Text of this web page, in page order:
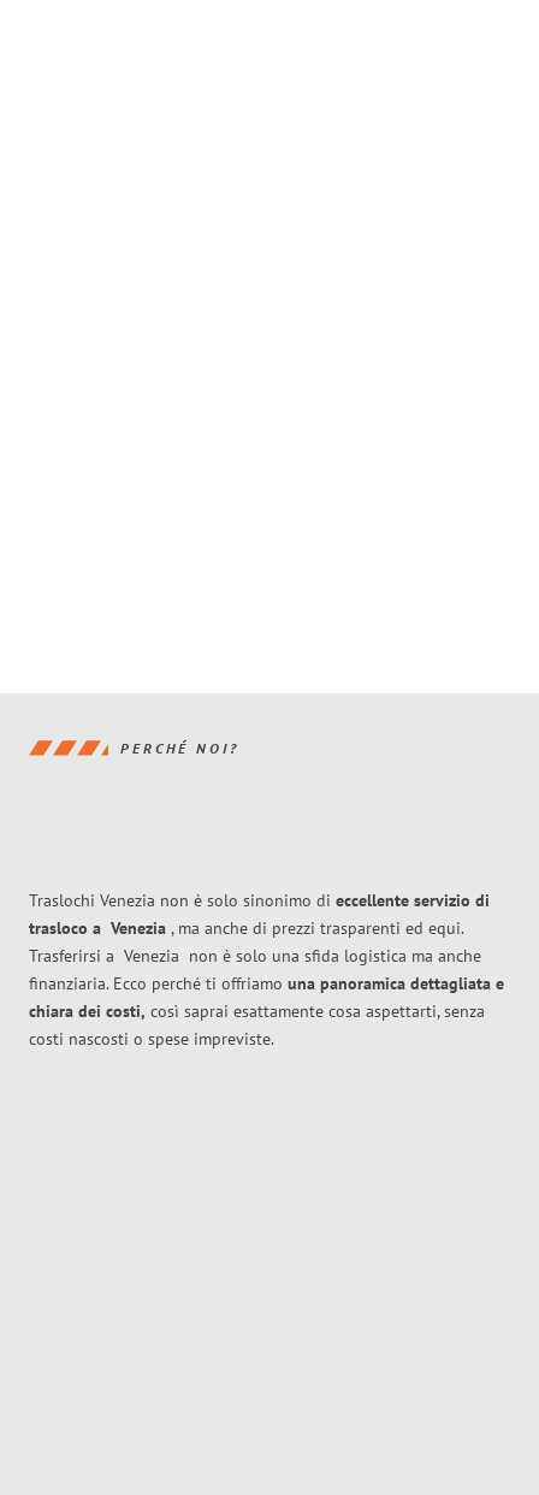
PERCHÉ NOI?
Traslochi Venezia non è solo sinonimo di eccellente servizio di
trasloco a Venezia , ma anche di prezzi trasparenti ed equi.
Trasferirsi a Venezia non è solo una sfida logistica ma anche
finanziaria. Ecco perché ti offriamo una panoramica dettagliata e
chiara dei costi, così saprai esattamente cosa aspettarti, senza
costi nascosti o spese impreviste.